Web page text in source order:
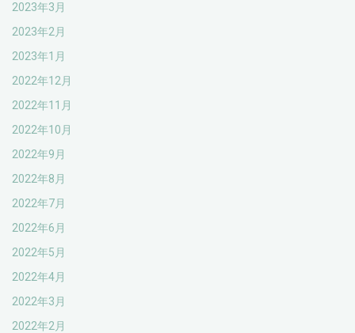
2023年3月
2023年2月
2023年1月
2022年12月
2022年11月
2022年10月
2022年9月
2022年8月
2022年7月
2022年6月
2022年5月
2022年4月
2022年3月
2022年2月